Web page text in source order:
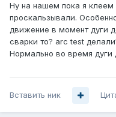
Ну на нашем пока я клеем
проскальзывали.
движение в момент дуги
сварки то? arc test
Нормально во время дуги
Вставить ник